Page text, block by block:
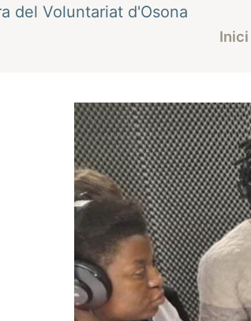
del Voluntariat d'Osona
Inici